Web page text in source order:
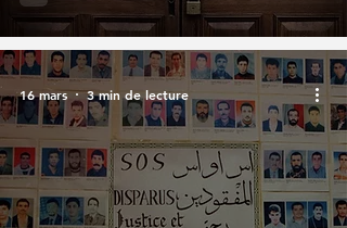
16 mars 3 min de lecture